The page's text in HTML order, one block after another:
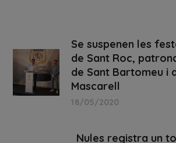
Se suspenen les
de Sant Roc,
de Sant Bartomeu i
Mascarell
18/05/2020
Nules registra un